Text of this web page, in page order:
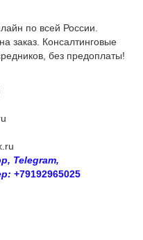
по всей России.
заказ. Консалтинговые
без предоплаты!
Telegram,
+79192965025